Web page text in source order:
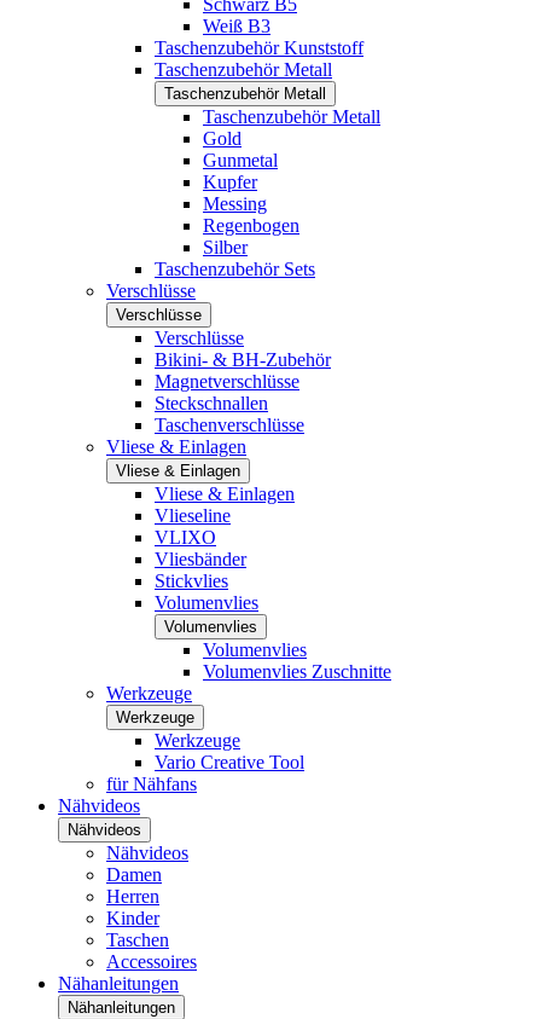
Schwarz B5
Weiß B3
Taschenzubehör Kunststoff
Taschenzubehör Metall
Taschenzubehör Metall
Taschenzubehör Metall
Gold
Gunmetal
Kupfer
Messing
Regenbogen
Silber
Taschenzubehör Sets
Verschlüsse
Verschlüsse
Verschlüsse
Bikini- & BH-Zubehör
Magnetverschlüsse
Steckschnallen
Taschenverschlüsse
Vliese & Einlagen
Vliese & Einlagen
Vliese & Einlagen
Vlieseline
VLIXO
Vliesbänder
Stickvlies
Volumenvlies
Volumenvlies
Volumenvlies
Volumenvlies Zuschnitte
Werkzeuge
Werkzeuge
Werkzeuge
Vario Creative Tool
für Nähfans
Nähvideos
Nähvideos
Nähvideos
Damen
Herren
Kinder
Taschen
Accessoires
Nähanleitungen
Nähanleitungen